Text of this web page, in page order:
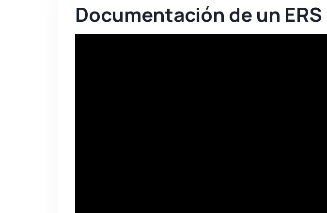
Documentación de un ERS